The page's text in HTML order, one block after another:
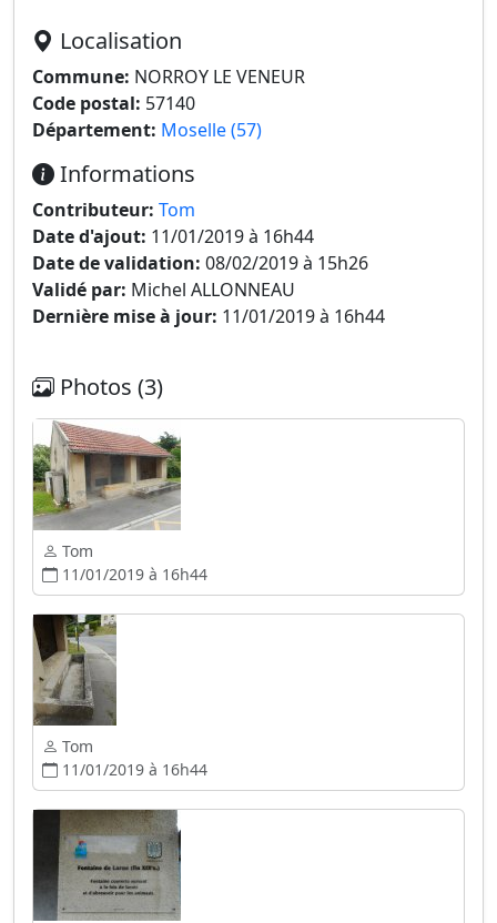
Localisation
Commune: NORROY LE VENEUR
Code postal: 57140
Département: Moselle (57)
Informations
Contributeur: Tom
Date d'ajout: 11/01/2019 à 16h44
Date de validation: 08/02/2019 à 15h26
Validé par: Michel ALLONNEAU
Dernière mise à jour: 11/01/2019 à 16h44
Photos (3)
Tom
11/01/2019 à 16h44
Tom
11/01/2019 à 16h44